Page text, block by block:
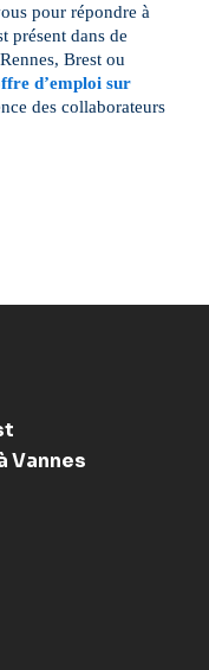
pour répondre à
présent dans de
Brest ou
d’emploi sur
des collaborateurs
Vannes